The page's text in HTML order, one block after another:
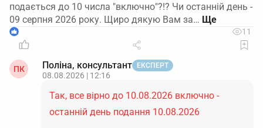
подається до 10 числа "включно"?!? Чи останній день -
09 серпня 2026 року. Щиро дякую Вам за…
1 11
ПК Поліна, консультант ЕКСПЕРТ
08.08.2026 | 12:16
Так, все вірно до 10.08.2026 включно -
останній день подання 10.08.2026